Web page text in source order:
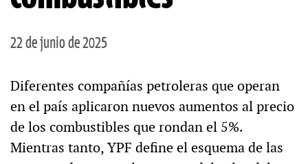
22 de junio de 2025
Diferentes compañías petroleras que operan
en el país aplicaron nuevos aumentos al precio
de los combustibles que rondan el 5%.
Mientras tanto, YPF define el esquema de las